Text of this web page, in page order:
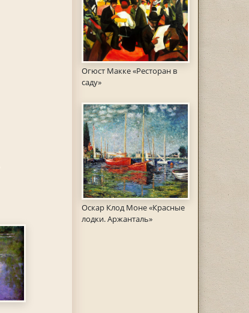
Огюст Макке «Ресторан в
саду»
Оскар Клод Моне «Красные
лодки. Аржанталь»